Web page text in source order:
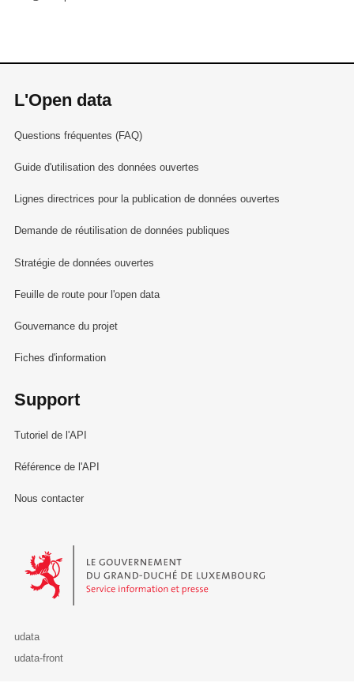
L'Open data
Questions fréquentes (FAQ)
Guide d'utilisation des données ouvertes
Lignes directrices pour la publication de données ouvertes
Demande de réutilisation de données publiques
Stratégie de données ouvertes
Feuille de route pour l'open data
Gouvernance du projet
Fiches d'information
Support
Tutoriel de l'API
Référence de l'API
Nous contacter
Le Gouvernement du Grand-Duché de Luxembourg - Service
udata
udata-front